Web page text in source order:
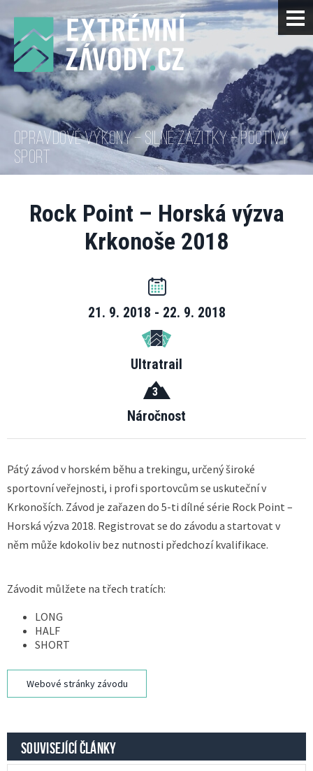
OPRAVDOVÉ VÝKONY – SILNÉ ZÁŽITKY – POCTIVÝ
SPORT
Rock Point – Horská výzva
Krkonoše 2018
21. 9. 2018 - 22. 9. 2018
Ultratrail
3
Náročnost
Pátý závod v horském běhu a trekingu, určený široké
sportovní veřejnosti, i profi sportovcům se uskuteční v
Krkonoších. Závod je zařazen do 5-ti dílné série Rock Point –
Horská výzva 2018. Registrovat se do závodu a startovat v
něm může kdokoliv bez nutnosti předchozí kvalifikace.
Závodit můlžete na třech tratích:
LONG
HALF
SHORT
Webové stránky závodu
SOUVISEJÍCÍ ČLÁNKY